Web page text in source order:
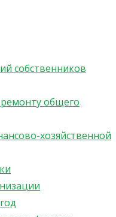
собственников
общего
хозяйственной